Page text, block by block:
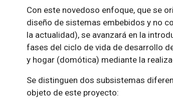
Con este novedoso enfoque, que se
diseño de sistemas embebidos y no
la actualidad), se avanzará en la
fases del ciclo de vida de desarrollo
y hogar (domótica) mediante la
Se distinguen dos subsistemas
objeto de este proyecto: